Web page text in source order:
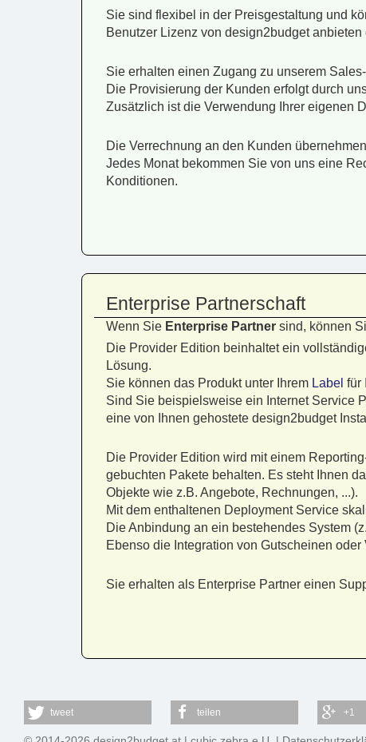
Sie sind flexibel in der Preisgestaltung und
Benutzer Lizenz von design2budget
Sie erhalten einen Zugang zu unserem
Die Provisierung der Kunden erfolgt durch
Zusätzlich ist die Verwendung Ihrer eigenen
Die Verrechnung an den Kunden
Jedes Monat bekommen Sie von uns eine
Konditionen.
Enterprise Partnerschaft
Wenn Sie Enterprise Partner sind, können
Die Provider Edition beinhaltet ein
Lösung.
Sie können das Produkt unter Ihrem Label für
Sind Sie beispielsweise ein Internet Service
eine von Ihnen gehostete design2budget
Die Provider Edition wird mit einem
gebuchten Pakete behalten. Es steht Ihnen
Objekte wie z.B. Angebote, Rechnungen, ...).
Mit dem enthaltenen Deployment Service
Die Anbindung an ein bestehendes System
Ebenso die Integration von Gutscheinen oder
Sie erhalten als Enterprise Partner einen
tweet teilen +1